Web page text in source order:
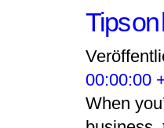
Tips
00:00:00
When